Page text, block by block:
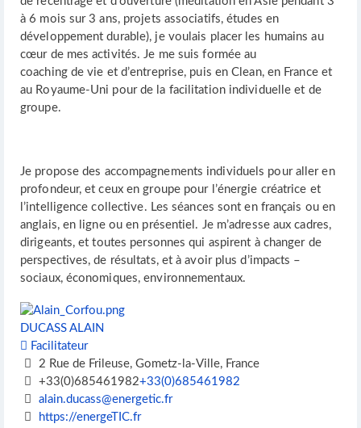
à 6 mois sur 3 ans, projets associatifs, études en
développement durable), je voulais placer les humains au
cœur de mes activités. Je me suis formée au
coaching de vie et d’entreprise, puis en Clean, en France et
au Royaume-Uni pour de la facilitation individuelle et de
groupe.
Je propose des accompagnements individuels pour aller en
profondeur, et ceux en groupe pour l’énergie créatrice et
l’intelligence collective. Les séances sont en français ou en
anglais, en ligne ou en présentiel. Je m’adresse aux cadres,
dirigeants, et toutes personnes qui aspirent à changer de
perspectives, de résultats, et à avoir plus d’impacts –
sociaux, économiques, environnementaux.
DUCASS ALAIN
Facilitateur
2 Rue de Frileuse, Gometz-la-Ville, France
+33(0)685461982+33(0)685461982
alain.ducass@energetic.fr
https://energeTIC.fr